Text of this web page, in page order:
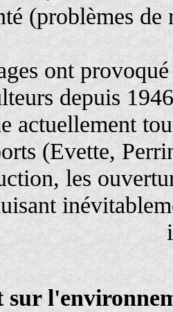
(problèmes
ont
depuis
actuellement
(Evette,
les